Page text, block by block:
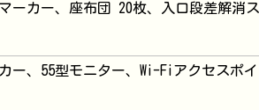
ーカー、座布団 20枚、入口段差解消ス
ー、55型モニター、Wi-Fiアクセスポイ